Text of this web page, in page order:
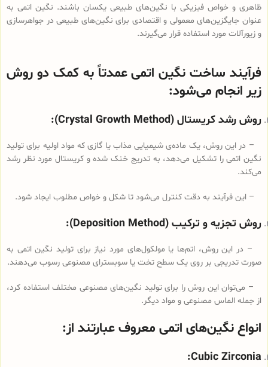
ظاهری و خواص فیزیکی با نگین‌های طبیعی یکسان باشند. نگین اتمی به
عنوان جایگزین‌های معمولی و اقتصادی برای نگین‌های طبیعی در جواهرسازی
و زیورآلات مورد استفاده قرار می‌گیرند.
فرآیند ساخت نگین اتمی عمدتاً به کمک دو روش
زیر انجام می‌شود:
روش رشد کریستال (Crystal Growth Method):
– در این روش، یک ماده‌ی شیمیایی مذاب یا گازی که مواد اولیه برای تولید
نگین اتمی را تشکیل می‌دهد، به تدریج خنک شده و کریستال مورد نظر رشد
می‌کند.
– این فرآیند به دقت کنترل می‌شود تا شکل و خواص مطلوب ایجاد شود.
روش تجزیه و ترکیب (Deposition Method):
– در این روش، اتم‌ها یا مولکول‌های مورد نیاز برای تولید نگین اتمی به
صورت تدریجی بر روی یک سطح تخت یا سوبسترای مصنوعی رسوب می‌دهند.
– می‌توان این روش را برای تولید نگین‌های مصنوعی مختلف استفاده کرد،
از جمله الماس مصنوعی و مواد دیگر.
انواع نگین‌های اتمی معروف عبارتند از:
Cubic Zirconia: